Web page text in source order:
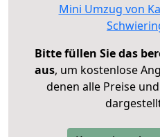
Mini Umzug von
Bitte füllen Sie das
aus, um kostenlose
denen alle Preise